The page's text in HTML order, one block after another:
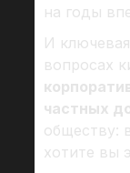
на годы
И
вопросах
частных
обществу:
хотите вы